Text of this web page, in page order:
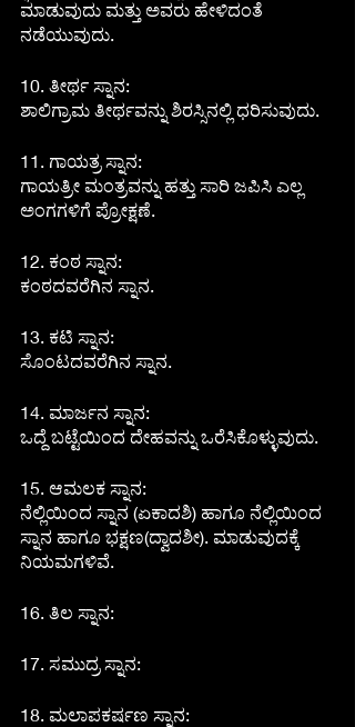
ಮಾಡುವುದು ಮತ್ತು ಅವರು ಹೇಳಿದಂತೆ
ನಡೆಯುವುದು.
10. ತೀರ್ಥ ಸ್ನಾನ:
ಶಾಲಿಗ್ರಾಮ ತೀರ್ಥವನ್ನು ಶಿರಸ್ಸಿನಲ್ಲಿ ಧರಿಸುವುದು.
11. ಗಾಯತ್ರ ಸ್ನಾನ:
ಗಾಯತ್ರೀ ಮಂತ್ರವನ್ನು ಹತ್ತು ಸಾರಿ ಜಪಿಸಿ ಎಲ್ಲ
ಅಂಗಗಳಿಗೆ ಪ್ರೋಕ್ಷಣೆ.
12. ಕಂಠ ಸ್ನಾನ:
ಕಂಠದವರೆಗಿನ ಸ್ನಾನ.
13. ಕಟಿ ಸ್ನಾನ:
ಸೊಂಟದವರೆಗಿನ ಸ್ನಾನ.
14. ಮಾರ್ಜನ ಸ್ನಾನ:
ಒದ್ದೆ ಬಟ್ಟೆಯಿಂದ ದೇಹವನ್ನು ಒರೆಸಿಕೊಳ್ಳುವುದು.
15. ಆಮಲಕ ಸ್ನಾನ:
ನೆಲ್ಲಿಯಿಂದ ಸ್ನಾನ (ಏಕಾದಶಿ) ಹಾಗೂ ನೆಲ್ಲಿಯಿಂದ
ಸ್ನಾನ ಹಾಗೂ ಭಕ್ಷಣ(ದ್ವಾದಶೀ). ಮಾಡುವುದಕ್ಕೆ
ನಿಯಮಗಳಿವೆ.
16. ತಿಲ ಸ್ನಾನ:
17. ಸಮುದ್ರ ಸ್ನಾನ:
18. ಮಲಾಪಕರ್ಷಣ ಸ್ನಾನ: